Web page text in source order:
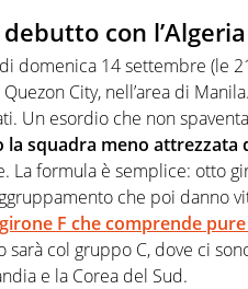
con l’Algeria
domenica 14 settembre (le
City, nell’area di
Un esordio che non
squadra meno
La formula è semplice: otto
che poi danno
F che comprende
col gruppo C, dove ci
e la Corea del Sud.